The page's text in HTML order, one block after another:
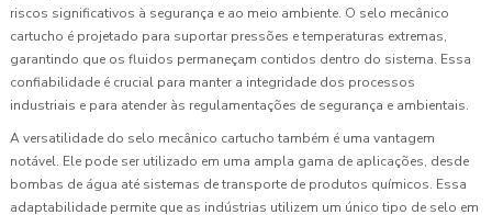
riscos significativos à segurança e ao meio ambiente. O selo mecânico
cartucho é projetado para suportar pressões e temperaturas extremas,
garantindo que os fluidos permaneçam contidos dentro do sistema. Essa
confiabilidade é crucial para manter a integridade dos processos
industriais e para atender às regulamentações de segurança e ambientais.
A versatilidade do selo mecânico cartucho também é uma vantagem
notável. Ele pode ser utilizado em uma ampla gama de aplicações, desde
bombas de água até sistemas de transporte de produtos químicos. Essa
adaptabilidade permite que as indústrias utilizem um único tipo de selo em